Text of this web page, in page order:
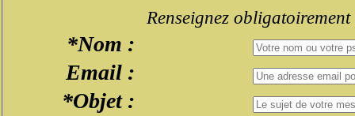
Renseignez
*Nom :
Email :
*Objet :